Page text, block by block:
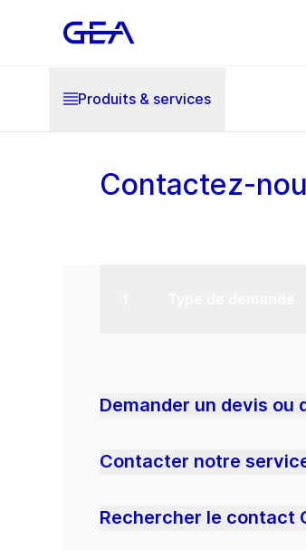
Produits & services
Contactez-
Demander un devis
Contacter notre
Rechercher le contact